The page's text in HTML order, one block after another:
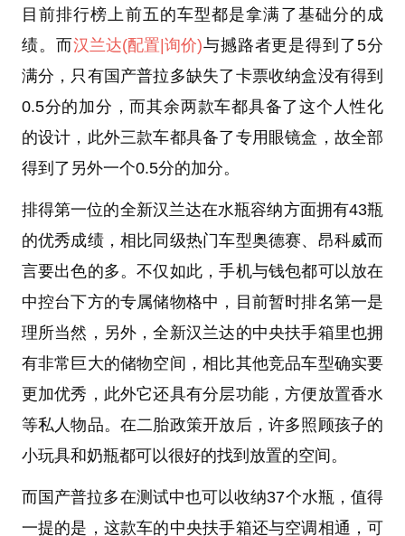
目前排行榜上前五的车型都是拿满了基础分的成
绩。而汉兰达(配置 |询价)与撼路者更是得到了5分
满分，只有国产普拉多缺失了卡票收纳盒没有得到
0.5分的加分，而其余两款车都具备了这个人性化
的设计，此外三款车都具备了专用眼镜盒，故全部
得到了另外一个0.5分的加分。
排得第一位的全新汉兰达在水瓶容纳方面拥有43瓶
的优秀成绩，相比同级热门车型奥德赛、昂科威而
言要出色的多。不仅如此，手机与钱包都可以放在
中控台下方的专属储物格中，目前暂时排名第一是
理所当然，另外，全新汉兰达的中央扶手箱里也拥
有非常巨大的储物空间，相比其他竞品车型确实要
更加优秀，此外它还具有分层功能，方便放置香水
等私人物品。在二胎政策开放后，许多照顾孩子的
小玩具和奶瓶都可以很好的找到放置的空间。
而国产普拉多在测试中也可以收纳37个水瓶，值得
一提的是，这款车的中央扶手箱还与空调相通，可